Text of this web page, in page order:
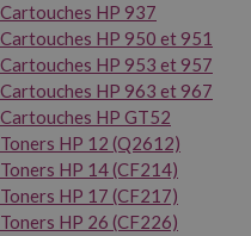
Cartouches HP 937
Cartouches HP 950 et 951
Cartouches HP 953 et 957
Cartouches HP 963 et 967
Cartouches HP GT52
Toners HP 12 (Q2612)
Toners HP 14 (CF214)
Toners HP 17 (CF217)
Toners HP 26 (CF226)